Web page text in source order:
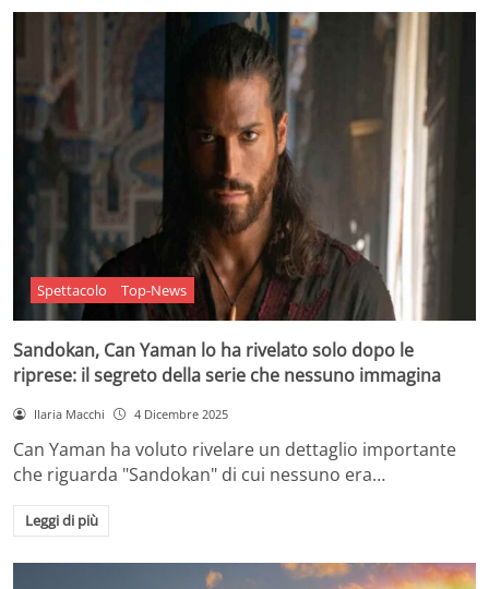
Spettacolo Top-News
Sandokan, Can Yaman lo ha rivelato solo dopo le
riprese: il segreto della serie che nessuno immagina
Ilaria Macchi 4 Dicembre 2025
Can Yaman ha voluto rivelare un dettaglio importante
che riguarda "Sandokan" di cui nessuno era…
Leggi di più